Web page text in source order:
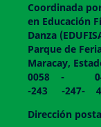
Coordinada
en Educación
Danza
Parque de
Maracay,
0058 -
-243 -247-
Dirección